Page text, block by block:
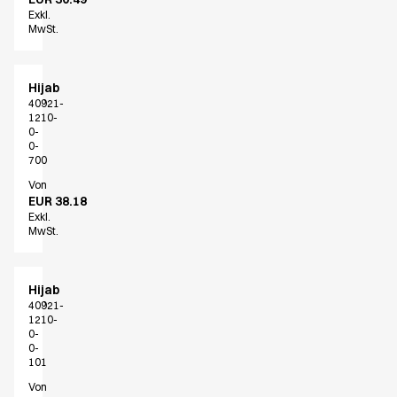
HoReCa
Kleider
Koch- & Servierhemden
Kochjacken
Kopfbedeckungen
Röcke
Schürzen
Sweat- & Fleecejacken
Westen
Zubehör
A-Collection
HoReCa Collection mit Tencel Lyocell
Oxford-Hemden & Blusen
Exkl.
MwSt.
Hijab
40921-
1210-
0-
0-
700
Von
EUR 38.18
Exkl.
MwSt.
Hijab
40921-
1210-
0-
0-
101
Von